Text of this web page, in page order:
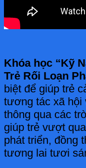
Khóa học “Kỹ
Trẻ Rối Loạn
biệt để giúp trẻ
tương tác xã
thông qua các
giúp trẻ vượt
phát triển, đồng
tương lai tươi